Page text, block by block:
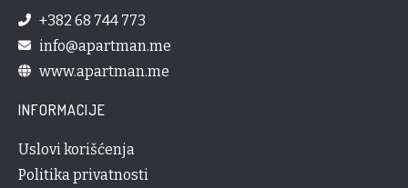
+382 68 744 773
info@apartman.me
www.apartman.me
INFORMACIJE
Uslovi korišćenja
Politika privatnosti